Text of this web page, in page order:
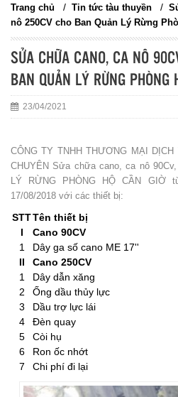
Trang chủ / Tin tức tàu thuyền /
nô 250CV cho Ban Quản Lý Rừng
SỬA CHỮA CANO, CA NÔ
BAN QUẢN LÝ RỪNG PHÒNG
23/04/2021
CÔNG TY TNHH THƯƠNG MẠI
CHUYÊN Sửa chữa cano, ca nô
LÝ RỪNG PHÒNG HỘ CẦN GIỜ
17/08/2018 với các thiết bị:
STTTên thiết bị
I
Cano 90CV
1
Dây ga số cano ME 17''
II
Cano 250CV
1
Dây dẫn xăng
2
Ống dầu thủy lực
3
Dầu trợ lực lái
4
Đèn quay
5
Còi hụ
6
Ron ốc nhớt
7
Chi phí đi lại